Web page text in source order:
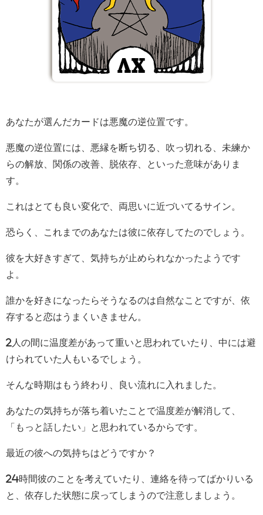
あなたが選んだカードは悪魔の逆位置です。
悪魔の逆位置には、悪縁を断ち切る、吹っ切れる、未練か
らの解放、関係の改善、脱依存、といった意味がありま
す。
これはとても良い変化で、両思いに近づいてるサイン。
恐らく、これまでのあなたは彼に依存してたのでしょう。
彼を大好きすぎて、気持ちが止められなかったようです
よ。
誰かを好きになったらそうなるのは自然なことですが、依
存すると恋はうまくいきません。
2人の間に温度差があって重いと思われていたり、中には避
けられていた人もいるでしょう。
そんな時期はもう終わり、良い流れに入れました。
あなたの気持ちが落ち着いたことで温度差が解消して、
「もっと話したい」と思われているからです。
最近の彼への気持ちはどうですか？
24時間彼のことを考えていたり、連絡を待ってばかりいる
と、依存した状態に戻ってしまうので注意しましょう。